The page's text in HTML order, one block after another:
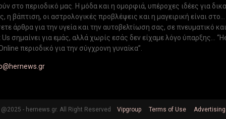
στο περιοδικό μας. Η μόδα και η ομορφιά, υπέροχες ιδέες για
η βάπτιση, οι αστρολογικές προβλέψεις και η μαγειρική είναι
άρθρα για την υγεία και την αυτοβελτίωση σας, σε πνευματικό
σημαίνει για εμάς, αλλά χωρίς εσάς δεν είχαμε λόγο ύπαρξης...
περιοδικό για την σύγχρονη γυναίκα”.
@2025 - hernews.gr. All Right Reserved Vipgroup Terms of Use Advertising